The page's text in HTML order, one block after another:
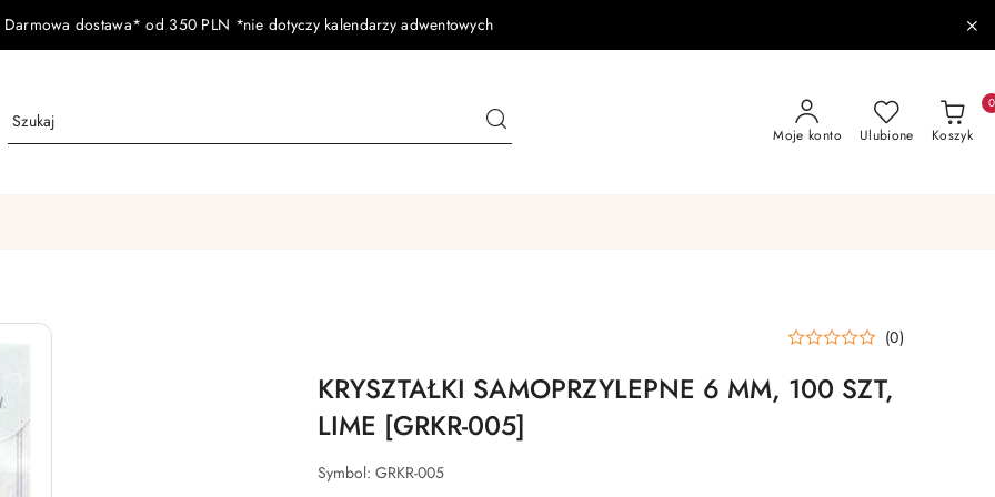
Darmowa dostawa* od 350 PLN *nie dotyczy kalendarzy adwentowych
Moje konto Ulubione Koszyk
0
(0)
KRYSZTAŁKI SAMOPRZYLEPNE 6 MM, 100 SZT,
LIME [GRKR-005]
Symbol: GRKR-005